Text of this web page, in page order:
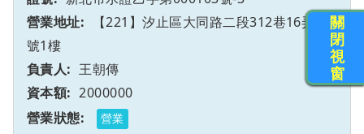
【221】汐止區大同路二段312巷16弄12
號1樓
王朝傳
2000000
營業
關
閉
視
窗